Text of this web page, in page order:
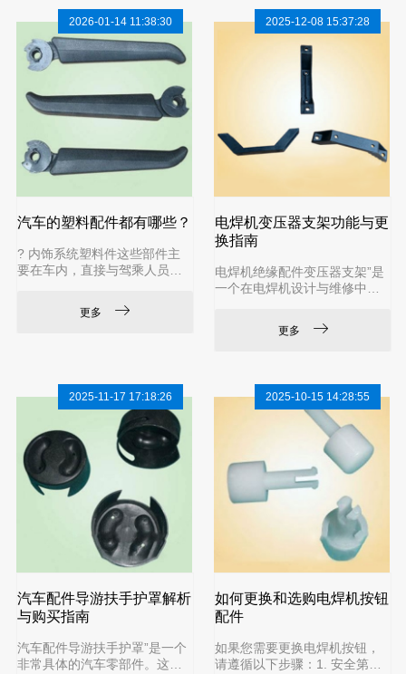
保标准产品的综合能力。1. 深
厚的行业积淀与生产规模公司
成立于1998年，但其前身高碑
店市塑料制品厂拥有超过30年
的塑料制品生产历史。这种长
期的行业浸润意味着它在模具
开发、注塑工艺、材料特性等
势。电焊机内部有高压、高
温，因此配件必须绝缘、阻
燃、耐高温。该公司产品严格
遵循行业安全标准，满足电焊
机在严苛工况下的长期使用需
求，是保障整机安全的基础。
专精配套，兼容性好公司拥有
近30年历史，长期为国内外主
流焊接设
2026-01-14 11:38:30
汽车的塑料配件都有哪些？
? 内饰系统塑料件这些部件主
要在车内，直接与驾乘人员接
味和环保有很高要求。仪表板
系统：这是最复杂的塑料件之
板、门内饰板本体、扶手和地
图袋等，常用PP、ABS、PC/A
BS制造。其他内装件：如座椅
（侧背板、部分骨架）、车厢
内顶棚、立柱装饰罩、各类储
物盒/手套箱。换挡面板、空调
出风口也多是
更多
2025-12-08 15:37:28
电焊机变压器支架功能与更
换指南
电焊机绝缘配件变压器支架”是
一个在电焊机设计与维修中非
支撑件，更是至关重要的安全
件。1. 核心功能与重要性结构
常非常沉重）。确保其在移
动、震动或倾斜时不会移位，
防止内部连接拉断。电气绝
缘：这是其最重要的功能。变
压器在工作时带有高电压（初
级侧）和大电流（次级侧）。
支架必须将变压器与电焊机的
金属外壳（接地）可靠地绝
更多
2025-11-17 17:18:26
汽车配件导游扶手护罩解析
与购买指南
汽车配件导游扶手护罩”是一个
非常具体的汽车零部件。这个
2025-10-15 14:28:55
如何更换和选购电焊机按钮
配件
如果您需要更换电焊机按钮，
请遵循以下步骤：1. 安全第